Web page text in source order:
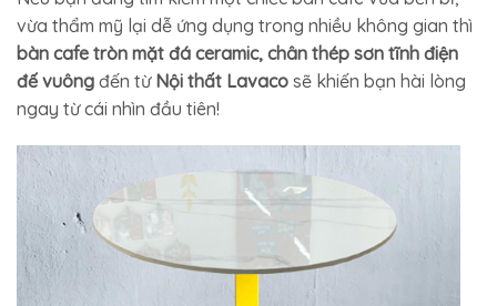
vừa thẩm mỹ lại dễ ứng dụng trong nhiều không gian thì
bàn cafe tròn mặt đá ceramic, chân thép sơn tĩnh điện
đế vuông đến từ Nội thất Lavaco sẽ khiến bạn hài lòng
ngay từ cái nhìn đầu tiên!